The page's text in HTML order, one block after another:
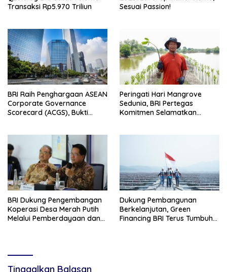
Transaksi Rp5.970 Triliun
Sesuai Passion!
BRI Raih Penghargaan ASEAN
Corporate Governance
Scorecard (ACGS), Bukti
Peringati Hari Mangrove
Sedunia, BRI Pertegas
Komitmen Selamatkan
BRI Dukung Pengembangan
Koperasi Desa Merah Putih
Melalui Pemberdayaan dan
Dukung Pembangunan
Berkelanjutan, Green
Financing BRI Terus Tumbuh
Tinggalkan Balasan